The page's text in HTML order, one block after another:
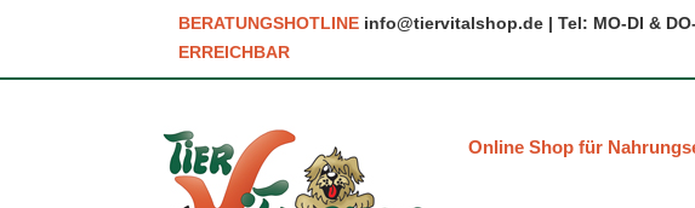
BERATUNGSHOTLINE info@tiervitalshop.de | Tel: MO-DI &
ERREICHBAR
Online Shop für